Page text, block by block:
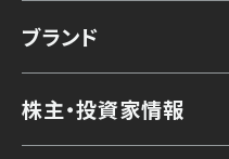
ブランド
株主・投資家情報